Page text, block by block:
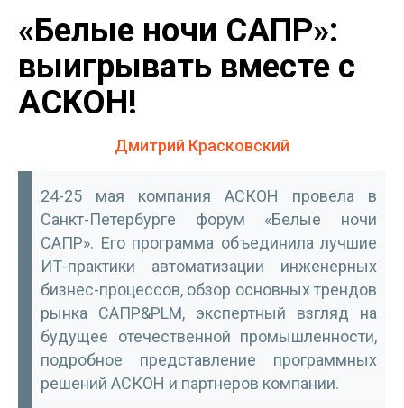
«Белые ночи САПР»:
выигрывать вместе с
АСКОН!
Дмитрий Красковский
24-25 мая компания АСКОН провела в
Санкт-Петербурге форум «Белые ночи
САПР». Его программа объединила лучшие
ИТ-практики автоматизации инженерных
бизнес-процессов, обзор основных трендов
рынка САПР&PLM, экспертный взгляд на
будущее отечественной промышленности,
подробное представление программных
решений АСКОН и партнеров компании.